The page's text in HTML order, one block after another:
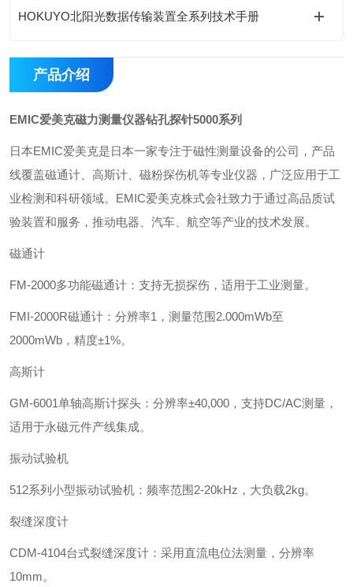
HOKUYO北阳光数据传输装置全系列技术手册
产品介绍
EMIC爱美克磁力测量仪器钻孔探针5000系列
日本EMIC爱美克是日本一家专注于磁性测量设备的公司，产品
线覆盖磁通计、高斯计、磁粉探伤机等专业仪器，广泛应用于工
业检测和科研领域。EMIC爱美克株式会社致力于通过高品质试
验装置和服务，推动电器、汽车、航空等产业的技术发展。
磁通计‌
‌FM-2000多功能磁通计‌：支持无损探伤，适用于工业测量。
‌FMI-2000R磁通计‌：分辨率1，测量范围2.000mWb至
2000mWb，精度±1%。
‌高斯计‌
‌GM-6001单轴高斯计探头‌：分辨率±40,000，支持DC/AC测量，
适用于永磁元件产线集成。
‌振动试验机‌
‌512系列小型振动试验机‌：频率范围2-20kHz，大负载2kg。
裂缝深度计‌
‌CDM-4104台式裂缝深度计‌：采用直流电位法测量，分辨率
10mm。